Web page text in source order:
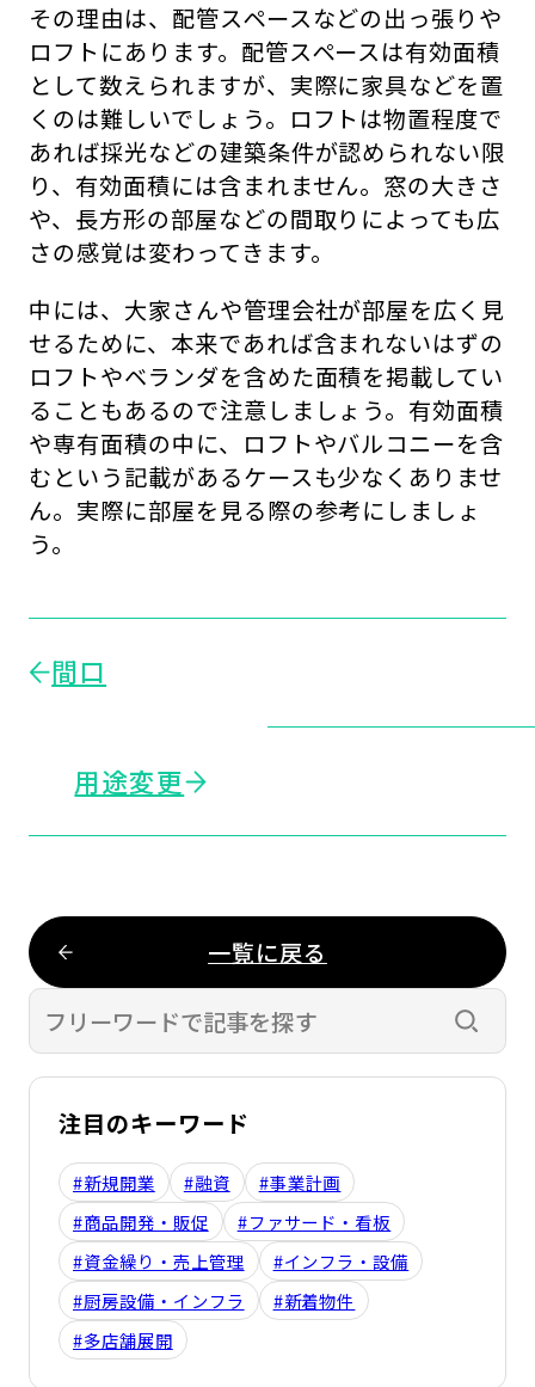
その理由は、配管スペースなどの出っ張りや
ロフトにあります。配管スペースは有効面積
として数えられますが、実際に家具などを置
くのは難しいでしょう。ロフトは物置程度で
あれば採光などの建築条件が認められない限
り、有効面積には含まれません。窓の大きさ
や、長方形の部屋などの間取りによっても広
さの感覚は変わってきます。
中には、大家さんや管理会社が部屋を広く見
せるために、本来であれば含まれないはずの
ロフトやベランダを含めた面積を掲載してい
ることもあるので注意しましょう。有効面積
や専有面積の中に、ロフトやバルコニーを含
むという記載があるケースも少なくありませ
ん。実際に部屋を見る際の参考にしましょ
う。
間口
用途変更
一覧に戻る
検索す
注目のキーワード
#新規開業 #融資
#事業計画
#商品開発・販促
#ファサード・看板
#資金繰り・売上管理
#インフラ・設備
#厨房設備・インフラ
#新着物件
#多店舗展開